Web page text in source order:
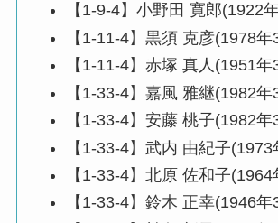
【1-9-4】小野田 寛郎(1922
【1-11-4】黒須 克彦(1978
【1-11-4】赤塚 真人(1951
【1-33-4】嘉風 雅継(1982
【1-33-4】安藤 桃子(1982
【1-33-4】武内 由紀子
【1-33-4】北原 佐和子
【1-33-4】鈴木 正幸(1946